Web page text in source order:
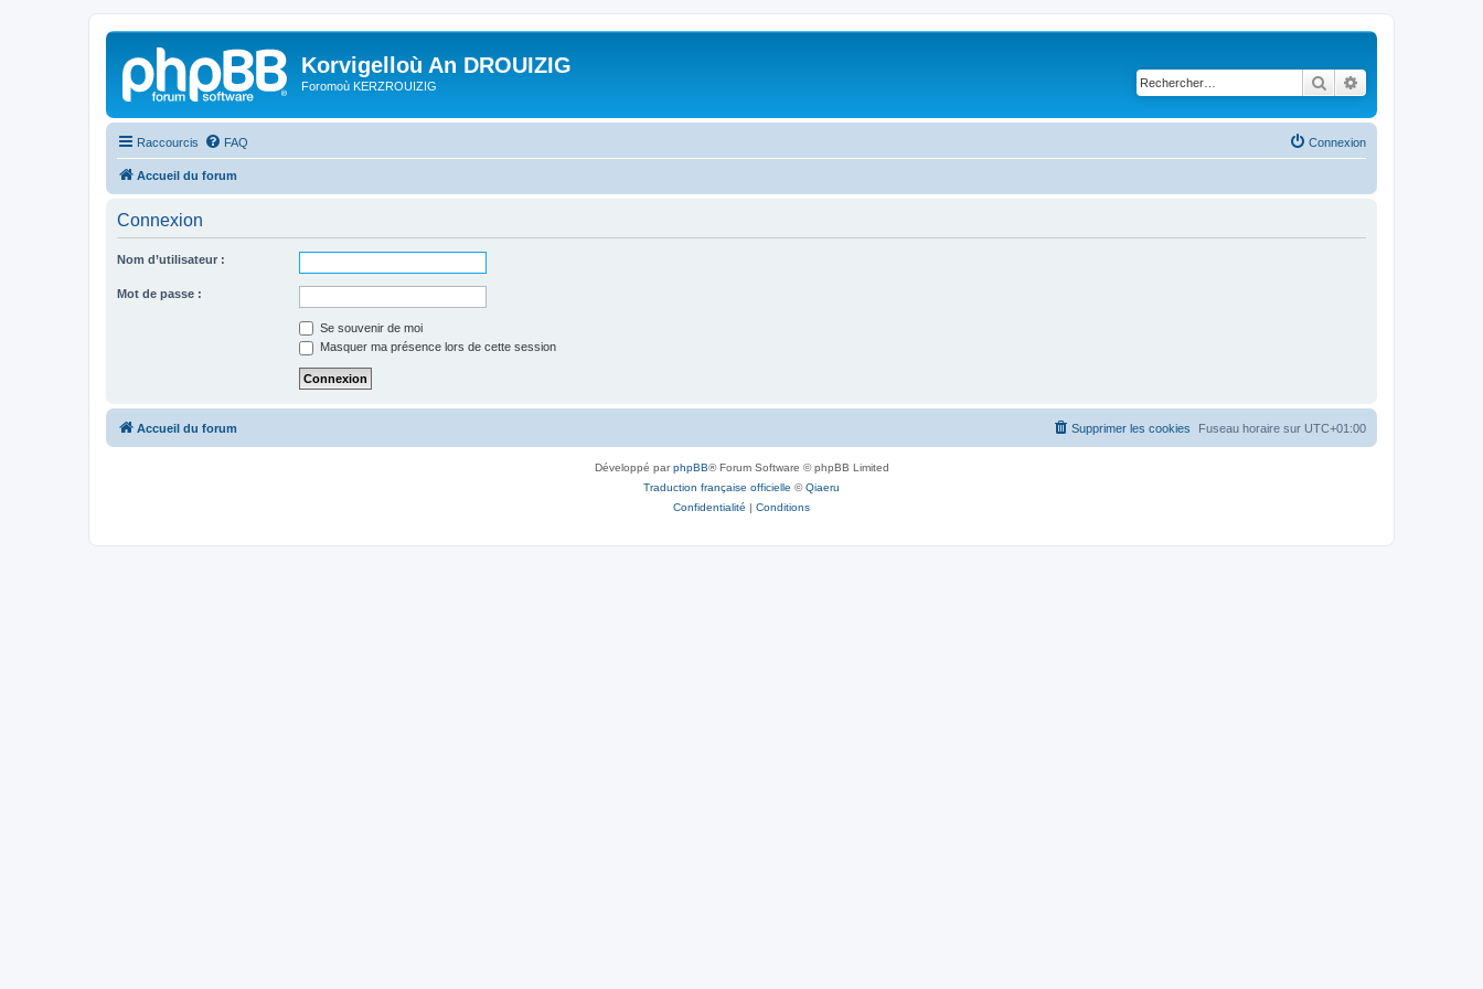
Korvigelloù An DROUIZIG
Foromoù KERZROUIZIG Rechercher
Raccourcis FAQ Connexion
Accueil du forum
Connexion
Nom d’utilisateur :
Mot de passe :
Se souvenir de moi
Masquer ma présence lors de cette session
Accueil du forum Fuseau horaire sur UTC+01:00
Supprimer les cookies
Développé parphpBB® Forum Software © phpBB Limited
Traduction française officielle ©Qiaeru
Confidentialité | Conditions